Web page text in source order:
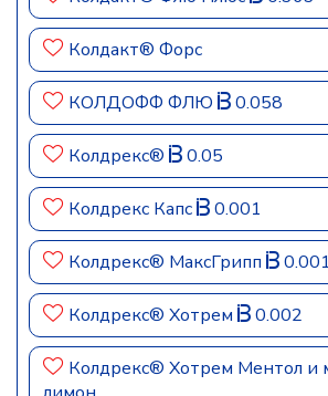
Колдакт® Форс
КОЛДОФФ ФЛЮ 0.058
Колдрекс® 0.05
Колдрекс Капс 0.001
Колдрекс® МаксГрипп 0.001
Колдрекс® Хотрем 0.002
Колдрекс® Хотрем Ментол и